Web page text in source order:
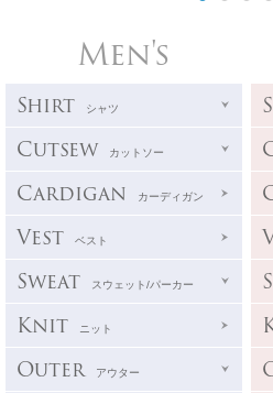
Men's
Shirt シャツ
Cutsew カットソー
Cardigan カーディガン
Vest ベスト
Sweat スウェット/パーカー
Knit ニット
Outer アウター